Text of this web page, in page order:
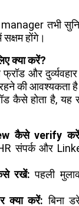
तभी
सक्षम होंगे।
क्या करें?
फ्रॉड और
की आवश्यकता
कैसे होता है, यह
कैसे verify
संपर्क और
रखें:पहली
क्या करें: बिना